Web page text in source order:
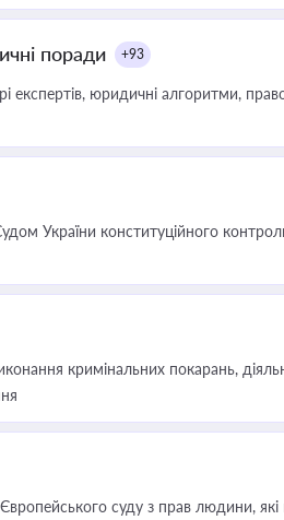
поради +93
експертів, юридичні алгоритми,
України конституційного
кримінальних покарань,
суду з прав людини,